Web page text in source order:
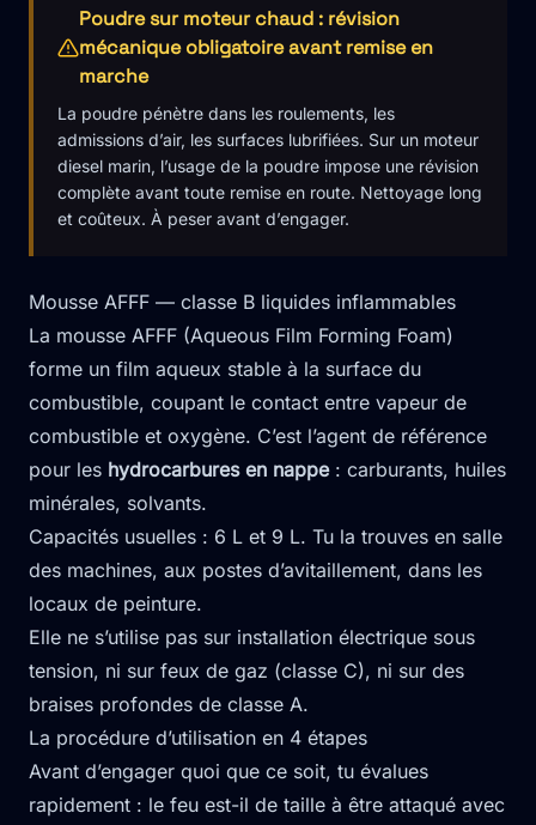
Poudre sur moteur chaud : révision
mécanique obligatoire avant remise en
marche
La poudre pénètre dans les roulements, les
admissions d’air, les surfaces lubrifiées. Sur un moteur
diesel marin, l’usage de la poudre impose une révision
complète avant toute remise en route. Nettoyage long
et coûteux. À peser avant d’engager.
Mousse AFFF — classe B liquides inflammables
La mousse AFFF (Aqueous Film Forming Foam)
forme un film aqueux stable à la surface du
combustible, coupant le contact entre vapeur de
combustible et oxygène. C’est l’agent de référence
pour les hydrocarbures en nappe: carburants, huiles
minérales, solvants.
Capacités usuelles : 6 L et 9 L. Tu la trouves en salle
des machines, aux postes d’avitaillement, dans les
locaux de peinture.
Elle ne s’utilise pas sur installation électrique sous
tension, ni sur feux de gaz (classe C), ni sur des
braises profondes de classe A.
La procédure d’utilisation en 4 étapes
Avant d’engager quoi que ce soit, tu évalues
rapidement : le feu est-il de taille à être attaqué avec